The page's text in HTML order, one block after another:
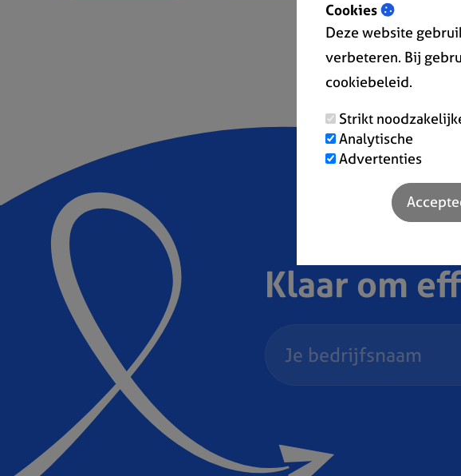
Klaar om
Cookies
Deze website
verbeteren. Bij
cookiebeleid.
Strikt
Analytische
Advertenties